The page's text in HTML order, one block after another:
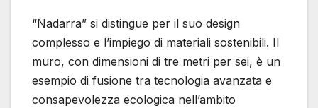
“Nadarra” si distingue per il suo design
complesso e l’impiego di materiali sostenibili. Il
muro, con dimensioni di tre metri per sei, è un
esempio di fusione tra tecnologia avanzata e
consapevolezza ecologica nell’ambito